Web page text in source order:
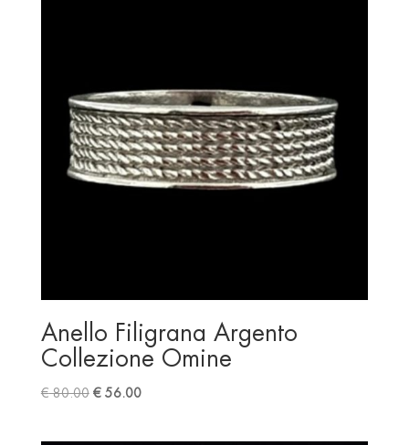
Anello Filigrana Argento
Collezione Omine
€80.00 Original
€56.00Current